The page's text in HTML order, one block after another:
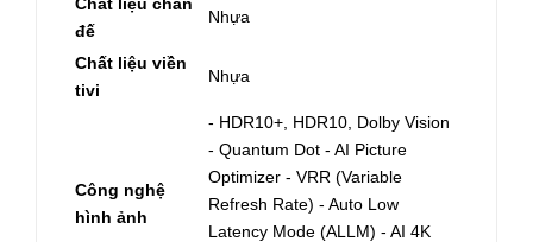
đế
Nhựa
Chất liệu viền
tivi
Nhựa
Công nghệ
hình ảnh
- HDR10+, HDR10, Dolby Vision
- Quantum Dot - AI Picture
Optimizer - VRR (Variable
Refresh Rate) - Auto Low
Latency Mode (ALLM) - AI 4K